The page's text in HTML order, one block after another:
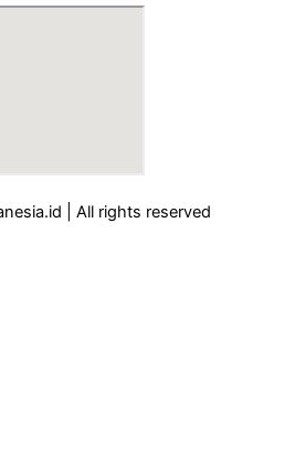
| All rights reserved